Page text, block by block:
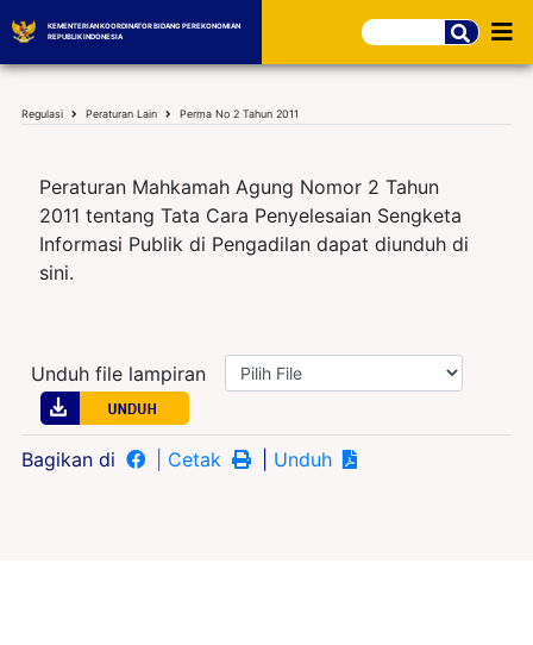
KEMENTERIAN KOORDINATOR BIDANG PEREKONOMIAN
REPUBLIK INDONESIA
Regulasi Peraturan Lain Perma No 2 Tahun 2011
Peraturan Mahkamah Agung Nomor 2 Tahun
2011 tentang Tata Cara Penyelesaian Sengketa
Informasi Publik di Pengadilan dapat diunduh di
sini.
Unduh file lampiran
Bagikan di | Cetak Unduh